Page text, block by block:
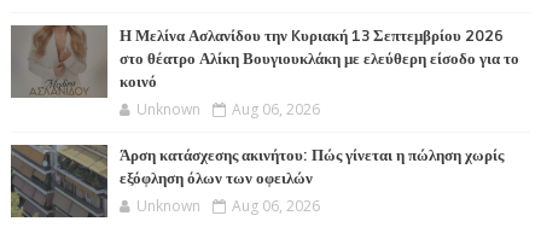
Η Μελίνα Ασλανίδου την Kυριακή 13 Σεπτεμβρίου 2026
στο θέατρο Αλίκη Βουγιουκλάκη με ελεύθερη είσοδο για το
κοινό
Unknown Aug 06, 2026
Άρση κατάσχεσης ακινήτου: Πώς γίνεται η πώληση χωρίς
εξόφληση όλων των οφειλών
Unknown Aug 06, 2026